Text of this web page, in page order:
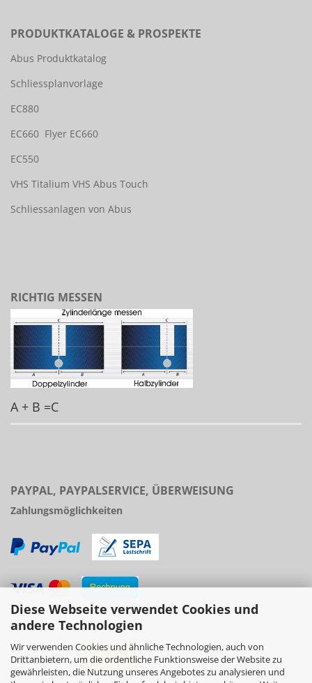
Diese Webseite verwendet Cookies und
andere Technologien
Wir verwenden Cookies und ähnliche Technologien, auch von
Drittanbietern, um die ordentliche Funktionsweise der Website zu
gewährleisten, die Nutzung unseres Angebotes zu analysieren und
PRODUKTKATALOGE & PROSPEKTE
Abus Produktkatalog
Schliessplanvorlage
EC880
EC660 Flyer EC660
EC550
VHS Titalium VHS Abus Touch
Schliessanlagen von Abus
RICHTIG MESSEN
A + B =C
PAYPAL, PAYPALSERVICE, ÜBERWEISUNG
Zahlungsmöglichkeiten
Versand